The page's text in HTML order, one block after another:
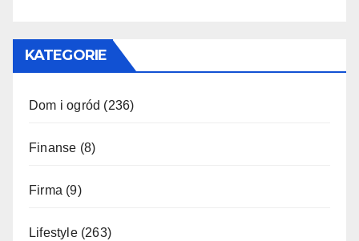
KATEGORIE
Dom i ogród (236)
Finanse (8)
Firma (9)
Lifestyle(263)